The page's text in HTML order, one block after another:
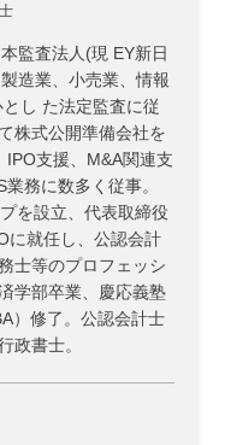
監査法人(現 EY新日
造業、小売業、情報
し た法定監査に従
株式公開準備会社を
支援、M&A関連支
務に数多く従事。
を設立、代表取締役
に就任し、公認会計
士等のプロフェッシ
学部卒業、慶応義塾
）修了。公認会計士
政書士。